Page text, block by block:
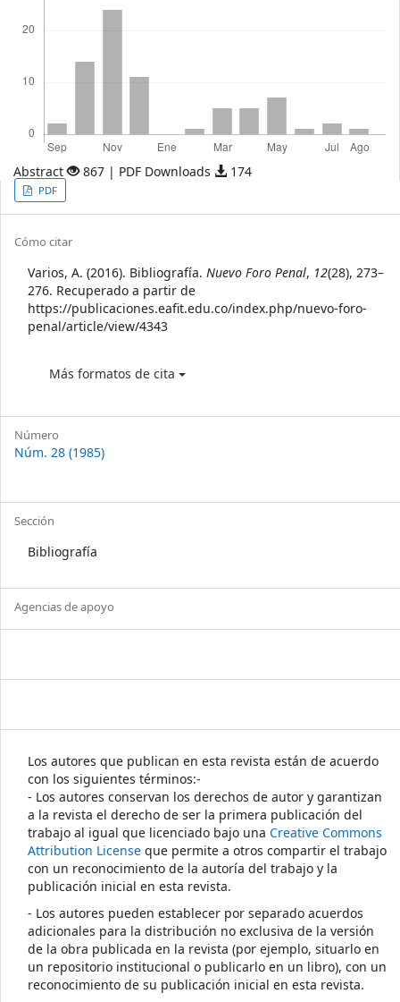
Abstract 867 | PDF Downloads 174
Article
Sidebar
PDF
Article
Details
Cómo citar
Varios, A. (2016). Bibliografía. Nuevo Foro Penal, 12(28), 273–
276. Recuperado a partir de
https://publicaciones.eafit.edu.co/index.php/nuevo-foro-
penal/article/view/4343
Más formatos de cita
Número
Núm. 28 (1985)
Sección
Bibliografía
Agencias de apoyo
Los autores que publican en esta revista están de acuerdo
con los siguientes términos:-
- Los autores conservan los derechos de autor y garantizan
a la revista el derecho de ser la primera publicación del
trabajo al igual que licenciado bajo una Creative Commons
Attribution License que permite a otros compartir el trabajo
con un reconocimiento de la autoría del trabajo y la
publicación inicial en esta revista.
- Los autores pueden establecer por separado acuerdos
adicionales para la distribución no exclusiva de la versión
de la obra publicada en la revista (por ejemplo, situarlo en
un repositorio institucional o publicarlo en un libro), con un
reconocimiento de su publicación inicial en esta revista.